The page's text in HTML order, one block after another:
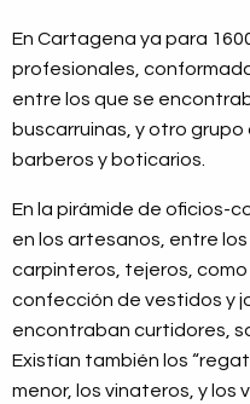
En Cartagena ya para
profesionales,
entre los que se
buscarruinas, y otro
barberos y boticarios.
En la pirámide de oficios-
en los artesanos, entre
carpinteros, tejeros,
confección de vestidos y
encontraban curtidores,
Existían también los
menor, los vinateros, y los